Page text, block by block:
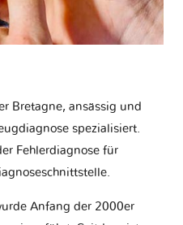
Bretagne, ansässig und
spezialisiert.
Fehlerdiagnose für
Anfang der 2000er